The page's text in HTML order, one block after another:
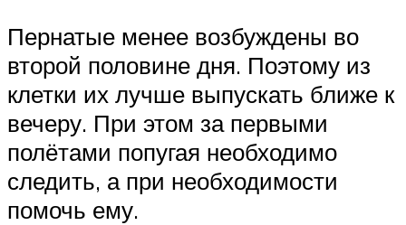
Пернатые менее возбуждены во
второй половине дня. Поэтому из
клетки их лучше выпускать ближе к
вечеру. При этом за первыми
полётами попугая необходимо
следить, а при необходимости
помочь ему.